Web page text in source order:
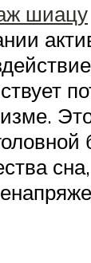
шиацу
сна,